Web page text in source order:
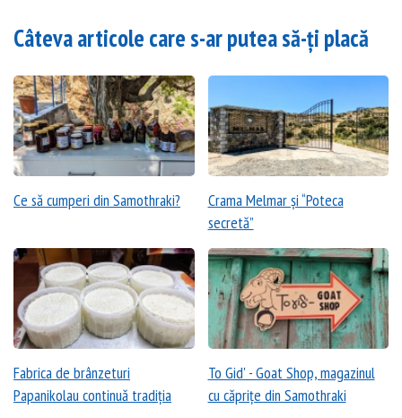
Câteva articole care s-ar putea să-ți placă
Ce să cumperi din Samothraki?
Crama Melmar și “Poteca
secretă”
Fabrica de brânzeturi
Papanikolau continuă tradiția
To Gid' - Goat Shop, magazinul
cu căprițe din Samothraki